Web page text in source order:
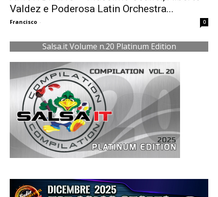
Valdez e Poderosa Latin Orchestra...
Francisco - 0
Salsa.it Volume n.20 Platinum Edition